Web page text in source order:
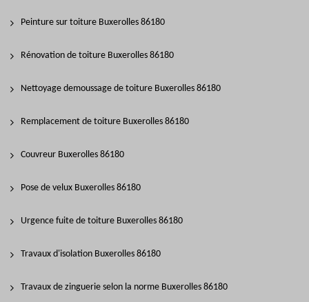
Peinture sur toiture Buxerolles 86180
Rénovation de toiture Buxerolles 86180
Nettoyage demoussage de toiture Buxerolles 86180
Remplacement de toiture Buxerolles 86180
Couvreur Buxerolles 86180
Pose de velux Buxerolles 86180
Urgence fuite de toiture Buxerolles 86180
Travaux d'isolation Buxerolles 86180
Travaux de zinguerie selon la norme Buxerolles 86180